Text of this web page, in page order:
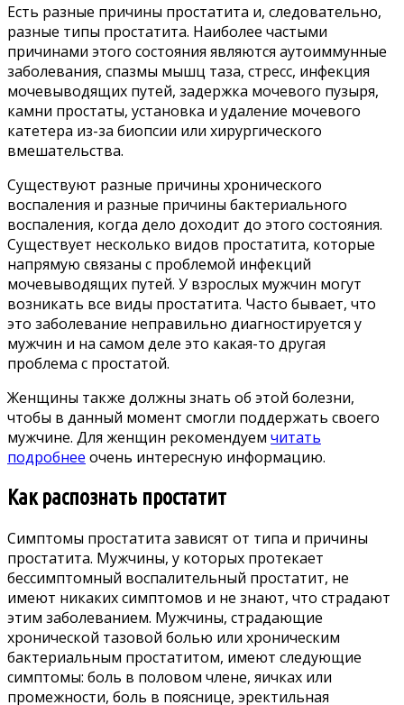
Есть разные причины простатита и, следовательно,
разные типы простатита. Наиболее частыми
причинами этого состояния являются аутоиммунные
заболевания, спазмы мышц таза, стресс, инфекция
мочевыводящих путей, задержка мочевого пузыря,
камни простаты, установка и удаление мочевого
катетера из-за биопсии или хирургического
вмешательства.
Существуют разные причины хронического
воспаления и разные причины бактериального
воспаления, когда дело доходит до этого состояния.
Существует несколько видов простатита, которые
напрямую связаны с проблемой инфекций
мочевыводящих путей. У взрослых мужчин могут
возникать все виды простатита. Часто бывает, что
это заболевание неправильно диагностируется у
мужчин и на самом деле это какая-то другая
проблема с простатой.
Женщины также должны знать об этой болезни,
чтобы в данный момент смогли поддержать своего
мужчине. Для женщин рекомендуем читать
подробнее очень интересную информацию.
Как распознать простатит
Симптомы простатита зависят от типа и причины
простатита. Мужчины, у которых протекает
бессимптомный воспалительный простатит, не
имеют никаких симптомов и не знают, что страдают
этим заболеванием. Мужчины, страдающие
хронической тазовой болью или хроническим
бактериальным простатитом, имеют следующие
симптомы: боль в половом члене, яичках или
промежности, боль в пояснице, эректильная